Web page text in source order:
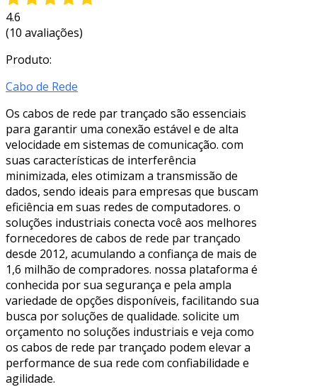
4.6
(10 avaliações)
Produto:
Cabo de Rede
Os cabos de rede par trançado são essenciais
para garantir uma conexão estável e de alta
velocidade em sistemas de comunicação. com
suas características de interferência
minimizada, eles otimizam a transmissão de
dados, sendo ideais para empresas que buscam
eficiência em suas redes de computadores. o
soluções industriais conecta você aos melhores
fornecedores de cabos de rede par trançado
desde 2012, acumulando a confiança de mais de
1,6 milhão de compradores. nossa plataforma é
conhecida por sua segurança e pela ampla
variedade de opções disponíveis, facilitando sua
busca por soluções de qualidade. solicite um
orçamento no soluções industriais e veja como
os cabos de rede par trançado podem elevar a
performance de sua rede com confiabilidade e
agilidade.